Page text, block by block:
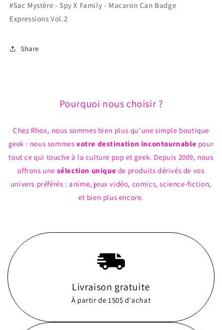
#Sac Mystère - Spy X Family - Macaron Can Badge
Expressions Vol.2
Share
Pourquoi nous choisir ?
Chez Rhox, nous sommes bien plus qu'une simple boutique
geek : nous sommesvotre destination incontournable pour
tout ce qui touche à la culture pop et geek. Depuis 2009, nous
offrons une sélection unique de produits dérivés de vos
univers préférés : anime, jeux vidéo, comics, science-fiction,
et bien plus encore.
Livraison gratuite
À partir de 150$ d'achat